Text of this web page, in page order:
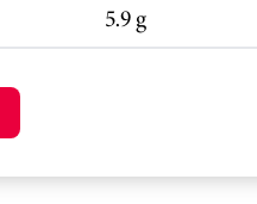
5.9 g